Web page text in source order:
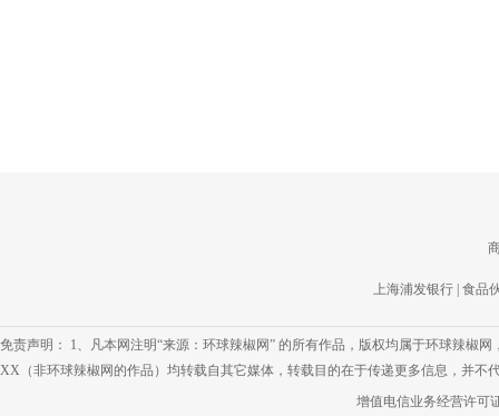
上海浦发银行 食品
免责声明： 1、凡本网注明“来源：环球辣椒网” 的所有作品，版权均属于环球辣椒
XX（非环球辣椒网的作品）均转载自其它媒体，转载目的在于传递更多信息，并
增值电信业务经营许可